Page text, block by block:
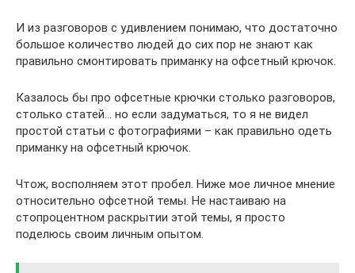
И из разговоров с удивлением понимаю, что достаточно
большое количество людей до сих пор не знают как
правильно смонтировать приманку на офсетный крючок.
Казалось бы про офсетные крючки столько разговоров,
столько статей… но если задуматься, то я не видел
простой статьи с фотографиями – как правильно одеть
приманку на офсетный крючок.
Чтож, восполняем этот пробел. Ниже мое личное мнение
относительно офсетной темы. Не настаиваю на
стопроцентном раскрытии этой темы, я просто
поделюсь своим личным опытом.